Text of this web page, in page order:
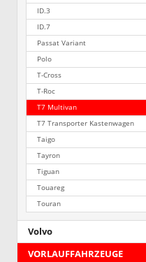
ID.3
ID.7
Passat Variant
Polo
T-Cross
T-Roc
T7 Multivan
T7 Transporter Kastenwagen
Taigo
Tayron
Tiguan
Touareg
Touran
Volvo
VORLAUFFAHRZEUGE